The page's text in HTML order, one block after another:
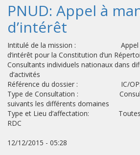
PNUD: Appel à
d’intérêt
Intitulé de la mission : Appel à
d’intérêt pour la Constitution d’un
Consultants individuels nationaux dans
d’activités
Référence du dossier : IC/OPS/
Type de Consultation :
suivants les différents domaines
Type et Lieu d’affectation: Toutes
RDC
12/12/2015 - 05:28